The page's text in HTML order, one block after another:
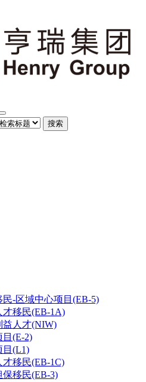
搜索
民-区域中心项目(EB-5)
才移民(EB-1A)
益人才(NIW)
目(E-2)
目(L1)
才移民(EB-1C)
保移民(EB-3)